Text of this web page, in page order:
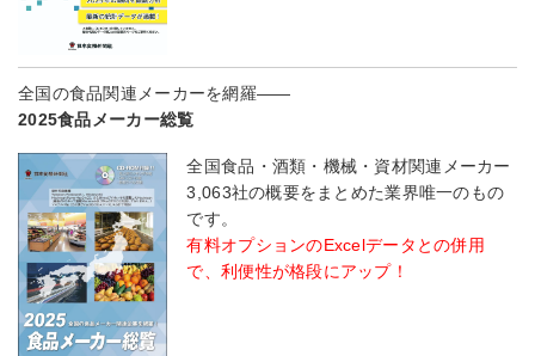
全国の食品関連メーカーを網羅――
2025食品メーカー総覧
全国食品・酒類・機械・資材関連メーカー
3,063社の概要をまとめた業界唯一のもの
です。
有料オプションのExcelデータとの併用
で、利便性が格段にアップ！